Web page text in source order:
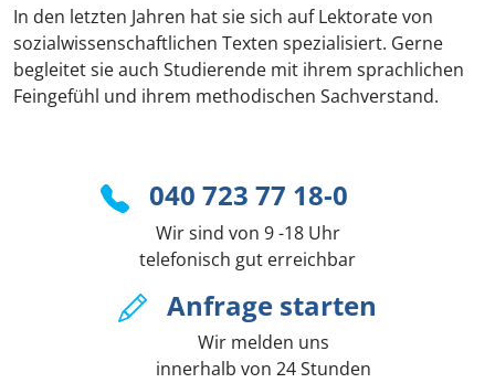
In den letzten Jahren hat sie sich auf Lektorate von
sozialwissenschaftlichen Texten spezialisiert. Gerne
begleitet sie auch Studierende mit ihrem sprachlichen
Feingefühl und ihrem methodischen Sachverstand.
040 723 77 18-0
Wir sind von 9 -18 Uhr
telefonisch gut erreichbar
Anfrage starten
Wir melden uns
innerhalb von 24 Stunden